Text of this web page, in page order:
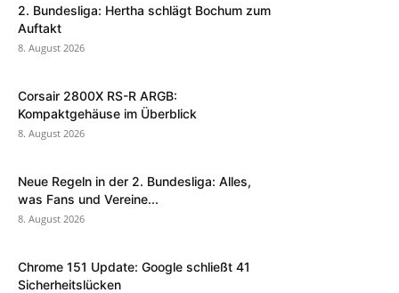
2. Bundesliga: Hertha schlägt Bochum zum
Auftakt
8. August 2026
Corsair 2800X RS-R ARGB:
Kompaktgehäuse im Überblick
8. August 2026
Neue Regeln in der 2. Bundesliga: Alles,
was Fans und Vereine...
8. August 2026
Chrome 151 Update: Google schließt 41
Sicherheitslücken